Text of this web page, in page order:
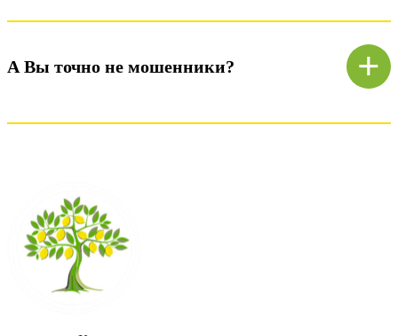
А Вы точно не мошенники? +